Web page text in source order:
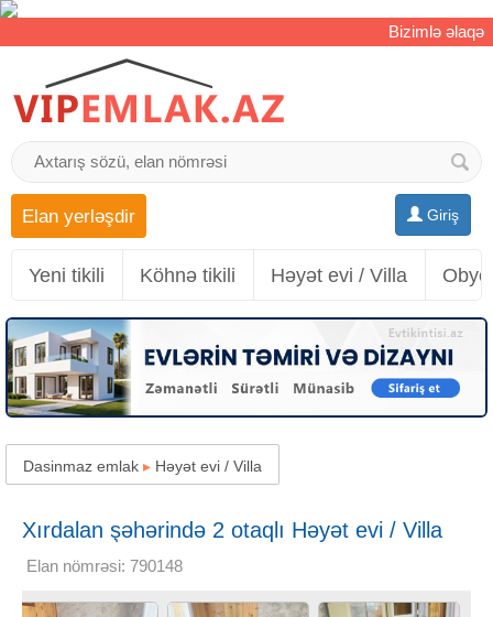
Bizimlə əlaqə
Giriş
Elan yerləşdir
Yeni tikili Köhnə tikili Həyət evi / Villa
Dasinmaz emlak ▸ Həyət evi / Villa
Xırdalan şəhərində 2 otaqlı Həyət evi / Villa
Satılır, 40 m²
Elan nömrəsi: 790148